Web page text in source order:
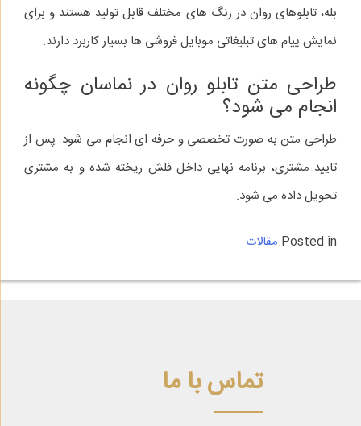
بله، تابلوهای روان در رنگ‌ های مختلف قابل تولید هستند و برای
نمایش پیام‌ های تبلیغاتی موبایل فروشی ها بسیار کاربرد دارند.
طراحی متن تابلو روان در نماسان چگونه
انجام می‌ شود؟
طراحی متن به صورت تخصصی و حرفه‌ ای انجام می‌ شود. پس از
تایید مشتری، برنامه نهایی داخل فلش ریخته شده و به مشتری
تحویل داده می‌ شود.
Posted in مقالات
تماس با ما